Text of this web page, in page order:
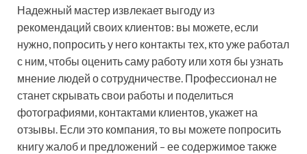
Надежный мастер извлекает выгоду из
рекомендаций своих клиентов: вы можете, если
нужно, попросить у него контакты тех, кто уже работал
с ним, чтобы оценить саму работу или хотя бы узнать
мнение людей о сотрудничестве. Профессионал не
станет скрывать свои работы и поделиться
фотографиями, контактами клиентов, укажет на
отзывы. Если это компания, то вы можете попросить
книгу жалоб и предложений – ее содержимое также